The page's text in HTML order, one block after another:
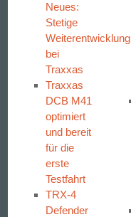
Neues:
Stetige
Weiterentwicklung
bei
Traxxas
Traxxas
DCB M41
optimiert
und bereit
für die
erste
Testfahrt
TRX-4
Defender